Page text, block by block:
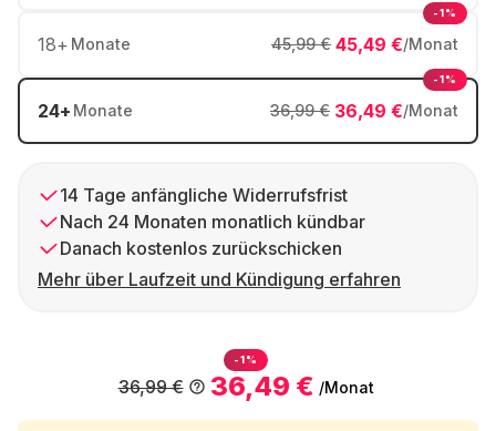
18+ Monate 45,49 €/Monat
45,99 €
-1%
24+ Monate 36,49 €/Monat
36,99 €
-1%
14 Tage anfängliche Widerrufsfrist
Nach 24 Monaten monatlich kündbar
Danach kostenlos zurückschicken
Mehr über Laufzeit und Kündigung erfahren
-1%
36,49 € /Monat
36,99 €